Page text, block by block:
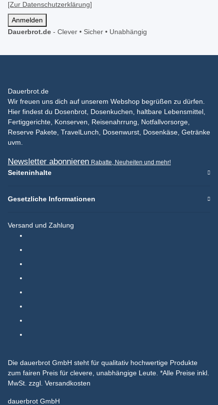
[Zur Datenschutzerklärung]
Anmelden
Dauerbrot.de - Clever • Sicher • Unabhängig
Dauerbrot.de
Wir freuen uns dich auf unserem Webshop begrüßen zu dürfen.
Hier findest du Dosenbrot, Dosenkuchen, haltbare Lebensmittel,
Fertiggerichte, Konserven, Reisenahrrung, Notfallvorsorge,
Reserve Pakete, TravelLunch, Dosenwurst, Dosenkäse, Getränke
uvm.
Newsletter abonnieren Rabatte, Neuheiten und mehr!
Seiteninhalte
Gesetzliche Informationen
Versand und Zahlung
Die dauerbrot GmbH steht für qualitativ hochwertige Produkte
zum fairen Preis für clevere, unabhängige Leute. *Alle Preise inkl.
MwSt. zzgl. Versandkosten
dauerbrot GmbH